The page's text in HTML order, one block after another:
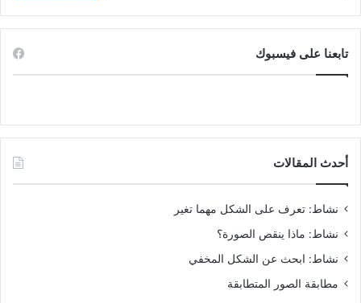
تابعنا على فيسبوك
أحدث المقالات
نشاط: تعرف على الشكل مهما تغير
نشاط: ماذا ينقص الصورة؟
نشاط: ابحث عن الشكل المخفي
مطابقة الصور المتطابقة